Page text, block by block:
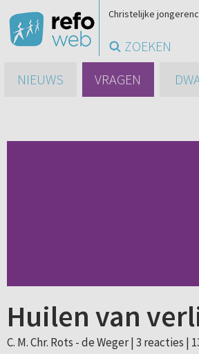
Christelijke
ZOEKEN
NIEUWS
VRAGEN
Huilen van
C. M. Chr. Rots - de Weger | 3 reacties |